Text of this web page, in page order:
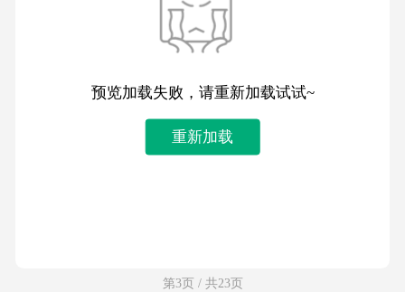
预览加载失败，请重新加载试试~
重新加载
第3页 / 共23页